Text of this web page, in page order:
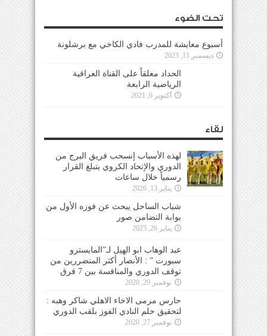
تحت الضوء
أسبوع معايشة للمدرب فادي الكاخي مع برشلونة
ديسمبر 11, 2023
الحداد معلقاً على القناة العراقية
الرياضية الرابعة
أكتوبر 6, 2021
لقاء
لهذه الأسباب إنسحب فريق البرج من
الدوري والإتحاد الكروي يتبلغ القرار
رسمياً خلال ساعات
يناير 13, 2026
شباب الساحل يبحث عن فوزه الأول من
بوابة التضامن صور
يناير 26, 2025
عبد الوهاب ابو الهيل لـ”المايسترو
سبورت ” : الأنصار أكثر المتضررين من
توقف الدوري والمنافسة بين 7 فرق
نوفمبر 29, 2020
حارس مرمى الاخاء الاهلي شاكر وهبه :
لتحقيق حلم النادي الفوز بلقب الدوري
نوفمبر 27, 2020